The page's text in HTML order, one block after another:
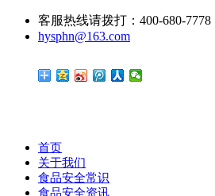
客服热线请拨打：400-680-7778
hysphn@163.com
首页
关于我们
食品安全常识
食品安全资讯